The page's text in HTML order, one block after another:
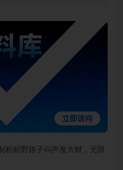
粘贴野路子闷声发大财，无限